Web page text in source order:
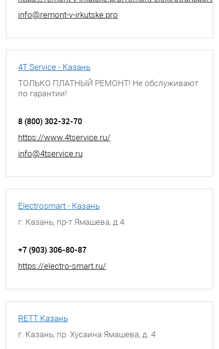
info@remont-v-irkutske.pro
4T Service - Казань
ТОЛЬКО ПЛАТНЫЙ РЕМОНТ! Не обслуживают
по гарантии!
8 (800) 302-32-70
https://www.4tservice.ru/
info@4tservice.ru
Electrosmart - Казань
г. Казань, пр-т Ямашева, д.4
+7 (903) 306-80-87
https://electro-smart.ru/
RETT Казань
г. Казань, пр. Хусаина Ямашева, д. 4